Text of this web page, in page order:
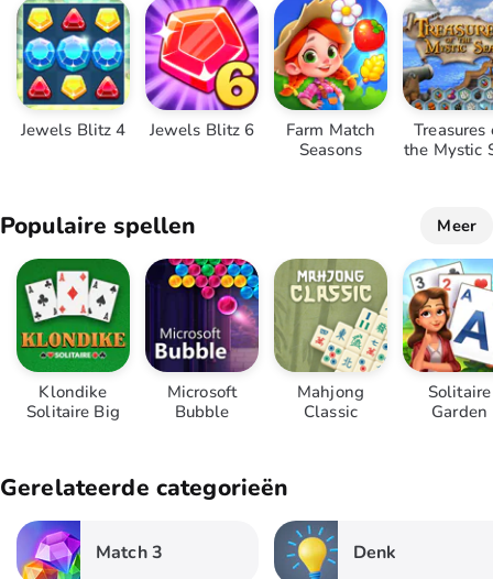
Jewels Blitz 4 Jewels Blitz 6
Farm Match
Seasons
Treasures
the Mystic
Populaire spellen Meer
Klondike
Solitaire Big
Microsoft
Bubble
Mahjong
Classic
Solitaire
Garden
Gerelateerde categorieën
Match 3 Denk